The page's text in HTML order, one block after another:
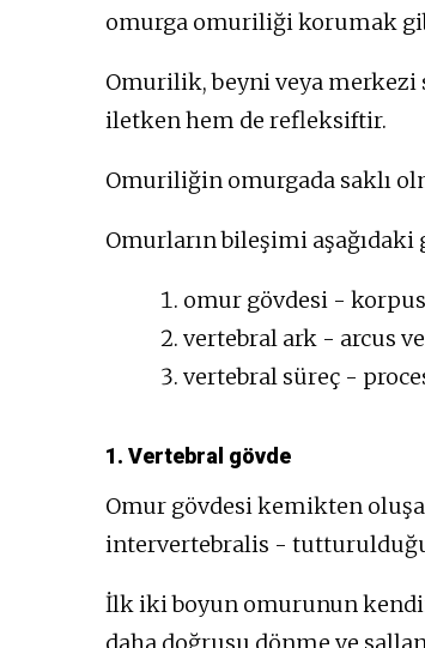
omurga omuriliği korumak
Omurilik, beyni veya merkezi
iletken hem de refleksiftir.
Omuriliğin omurgada saklı
Omurların bileşimi aşağıdaki
omur gövdesi -
vertebral ark - arcus
vertebral süreç -
1. Vertebral gövde
Omur gövdesi kemikten
intervertebralis - tutturulduğu
İlk iki boyun omurunun